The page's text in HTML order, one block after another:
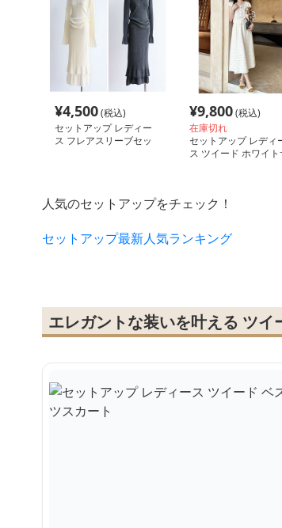
¥4,500(税込)
セットアップ レディー
ス フレアスリーブセッ
¥9,800(税込)
在庫切れ
セットアップ レディ
ス ツイード ホワイト
人気のセットアップをチェック！
セットアップ最新人気ランキング
エレガントな装いを叶える ツ